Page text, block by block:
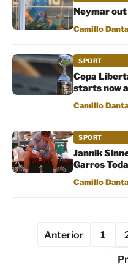
Neymar
Por
Camillo
SPORT
Copa
starts now
Por
Camillo
SPORT
Jannik
Garros
Por
Camillo
Anterior 1